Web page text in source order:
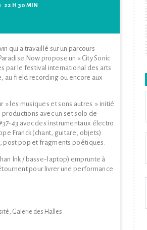
22 H 30 MIN
qui a travaillé sur un parcours
Now propose un « City Sonic
par le festival international des arts
au field recording ou encore aux
les musiques et sons autres » initié
avec un set solo de
43 avec des instrumentaux électro
Franck (chant, guitare, objets)
post pop et fragments poétiques.
Ink / basse-laptop) emprunte à
pour livrer une performance
Galerie des Halles